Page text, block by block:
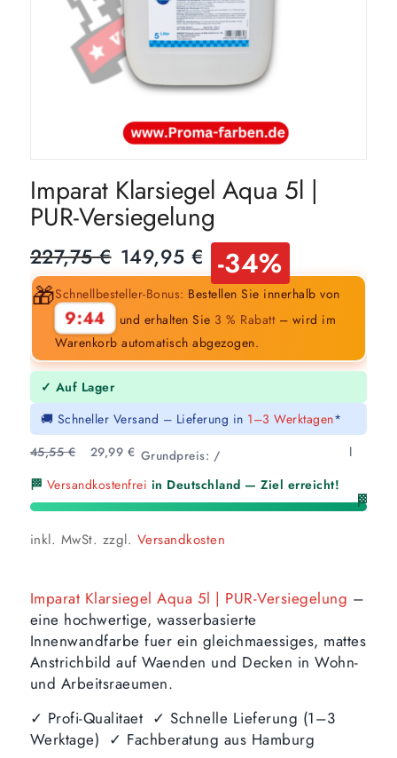
Imparat Klarsiegel Aqua 5l |
PUR-Versiegelung
227,75€ Ursprünglicher
Preis
war:
227,75 €
149,95€ Aktueller
Preis
ist:
149,95 €.
-34%
🎁Schnellbesteller-Bonus: Bestellen Sie innerhalb von
9:43 und erhalten Sie 3 % Rabatt– wird im
Warenkorb automatisch abgezogen.
✓ Auf Lager
🚚 Schneller Versand – Lieferung in 1–3 Werktagen*
Grundpreis:
45,55€ 29,99 € / l
🏁 Versandkostenfrei in Deutschland — Ziel erreicht!
🏁
inkl. MwSt. zzgl. Versandkosten
Imparat Klarsiegel Aqua 5l | PUR-Versiegelung –
eine hochwertige, wasserbasierte
Innenwandfarbe fuer ein gleichmaessiges, mattes
Anstrichbild auf Waenden und Decken in Wohn-
und Arbeitsraeumen.
✓ Profi-Qualitaet ✓ Schnelle Lieferung (1–3
Werktage) ✓ Fachberatung aus Hamburg